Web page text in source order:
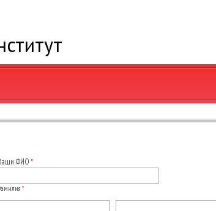
ФИО
*